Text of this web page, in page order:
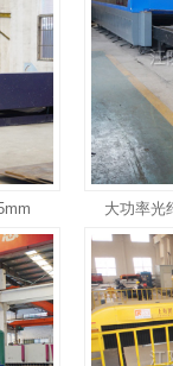
大功率光